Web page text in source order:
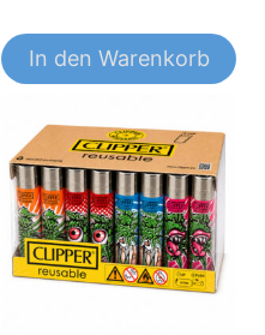
In den Warenkorb